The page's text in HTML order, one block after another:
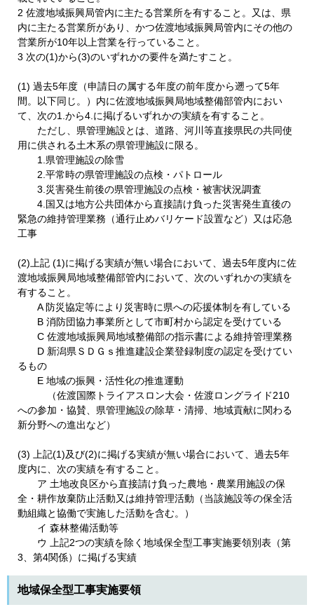
2 佐渡地域振興局管内に主たる営業所を有すること。又は、県
内に主たる営業所があり、かつ佐渡地域振興局管内にその他の
営業所が10年以上営業を行っていること。
3 次の(1)から(3)のいずれかの要件を満たすこと。
(1) 過去5年度（申請日の属する年度の前年度から遡って5年
間。以下同じ。）内に佐渡地域振興局地域整備部管内におい
て、次の1.から4.に掲げるいずれかの実績を有すること。
ただし、県管理施設とは、道路、河川等直接県民の共同使
用に供される土木系の県管理施設に限る。
1.県管理施設の除雪
2.平常時の県管理施設の点検・パトロール
3.災害発生前後の県管理施設の点検・被害状況調査
4.国又は地方公共団体から直接請け負った災害発生直後の
緊急の維持管理業務（通行止めバリケード設置など）又は応急
工事
(2)上記 (1)に掲げる実績が無い場合において、過去5年度内に佐
渡地域振興局地域整備部管内において、次のいずれかの実績を
有すること。
A 防災協定等により災害時に県への応援体制を有している
B 消防団協力事業所として市町村から認定を受けている
C 佐渡地域振興局地域整備部の指示書による維持管理業務
D 新潟県ＳＤＧｓ推進建設企業登録制度の認定を受けてい
るもの
E 地域の振興・活性化の推進運動
（佐渡国際トライアスロン大会・佐渡ロングライド210
への参加・協賛、県管理施設の除草・清掃、地域貢献に関わる
新分野への進出など）
(3) 上記(1)及び(2)に掲げる実績が無い場合において、過去5年
度内に、次の実績を有すること。
ア 土地改良区から直接請け負った農地・農業用施設の保
全・耕作放棄防止活動又は維持管理活動（当該施設等の保全活
動組織と協働で実施した活動を含む。）
イ 森林整備活動等
ウ 上記2つの実績を除く地域保全型工事実施要領別表（第
3、第4関係）に掲げる実績
地域保全型工事実施要領